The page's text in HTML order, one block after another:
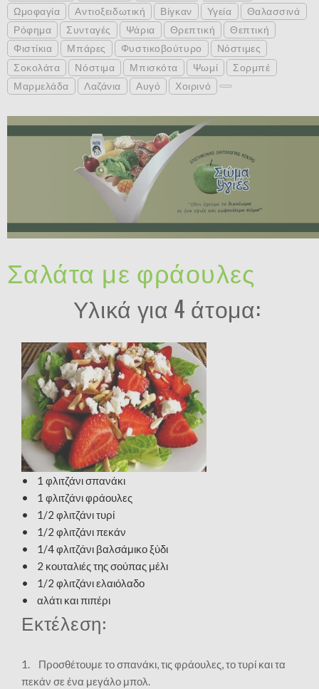
Ωμοφαγία Αντιοξειδωτική Βίγκαν Υγεία
Θαλασσινά
Ρόφημα
Συνταγές Ψάρια Θρεπτική
Θεπτική
Φιστίκια
Μπάρες Φυστικοβούτυρο
Νόστιμες
Σοκολάτα
Νόστιμα Μπισκότα Ψωμί
Σορμπέ
Μαρμελάδα
Λαζάνια Αυγό Χοιρινό
Σαλάτα με φράουλες
Υλικά για 4 άτομα:
• 1 φλιτζάνι σπανάκι
• 1 φλιτζάνι φράουλες
• 1/2 φλιτζάνι τυρί
• 1/2 φλιτζάνι πεκάν
• 1/4 φλιτζάνι βαλσάμικο ξύδι
• 2 κουταλιές της σούπας μέλι
• 1/2 φλιτζάνι ελαιόλαδο
• αλάτι και πιπέρι
Εκτέλεση:
1. Προσθέτουμε το σπανάκι, τις φράουλες, το τυρί και τα
πεκάν σε ένα μεγάλο μπολ.